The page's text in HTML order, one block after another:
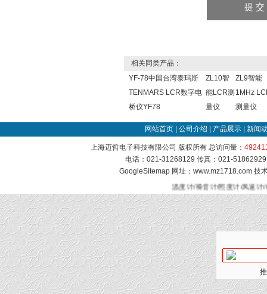
相关同类产品：
YF-78中国台湾泰玛斯
TENMARS LCR数字电
桥仪YF78
ZL10智
能LCR测
量仪
ZL9智能
1MHz
测量仪
网站首页 公司介绍 产品展示 新闻
上海迈哲电子科技有限公司 版权所有 总访问量：
电话：021-31268129 传真：021-
GoogleSitemap网址：www.mz1718.com 技
温度计/噪音计/照度计/风速计